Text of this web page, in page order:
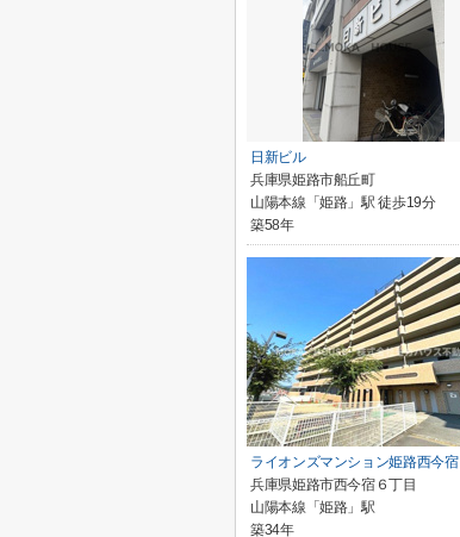
日新ビル
兵庫県姫路市船丘町
山陽本線「姫路」駅 徒歩19分
築58年
ライオンズマンション姫路西今宿
兵庫県姫路市西今宿６丁目
山陽本線「姫路」駅
築34年